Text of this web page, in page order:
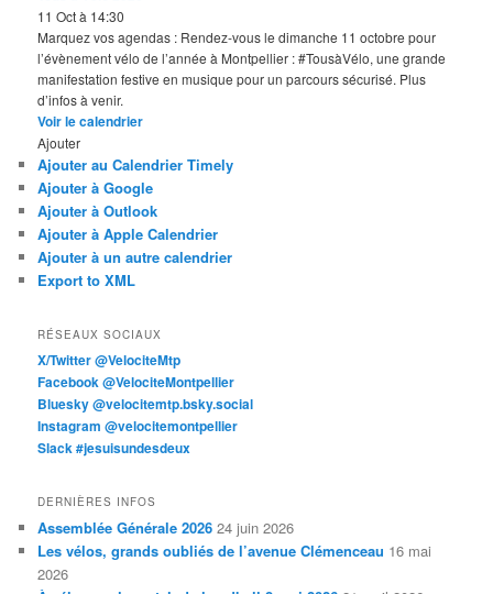
11 Oct à 14:30
Marquez vos agendas : Rendez-vous le dimanche 11 octobre pour
l’évènement vélo de l’année à Montpellier : #TousàVélo, une grande
manifestation festive en musique pour un parcours sécurisé. Plus
d’infos à venir.
Voir le calendrier
Ajouter
Ajouter au Calendrier Timely
Ajouter à Google
Ajouter à Outlook
Ajouter à Apple Calendrier
Ajouter à un autre calendrier
Export to XML
RÉSEAUX SOCIAUX
X/Twitter @VelociteMtp
Facebook @VelociteMontpellier
Bluesky @velocitemtp.bsky.social
Instagram @velocitemontpellier
Slack #jesuisundesdeux
DERNIÈRES INFOS
Assemblée Générale 2026 24 juin 2026
Les vélos, grands oubliés de l’avenue Clémenceau 16 mai
2026